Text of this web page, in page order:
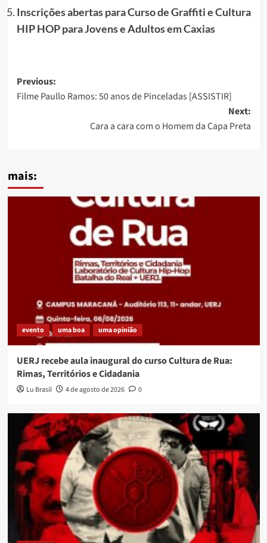
Inscrições abertas para Curso de Graffiti e Cultura
HIP HOP para Jovens e Adultos em Caxias
Post
navigation
Previous:
Filme Paullo Ramos: 50 anos de Pinceladas [ASSISTIR]
Next:
Cara a cara com o Homem da Capa Preta
mais:
evento uma boa uma opinião
UERJ recebe aula inaugural do curso Cultura de Rua:
Rimas, Territórios e Cidadania
Lu Brasil 4 de agosto de 2026 0